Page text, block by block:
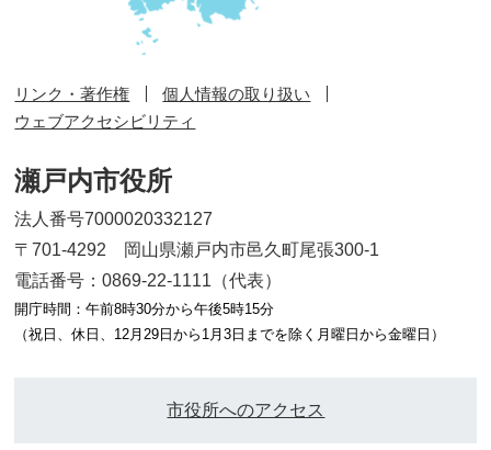
リンク・著作権
個人情報の取り扱い
ウェブアクセシビリティ
瀬戸内市役所
法人番号7000020332127
〒701-4292 岡山県瀬戸内市邑久町尾張300-1
電話番号：0869-22-1111（代表）
開庁時間：午前8時30分から午後5時15分
（祝日、休日、12月29日から1月3日までを除く月曜日から金曜日）
市役所へのアクセス